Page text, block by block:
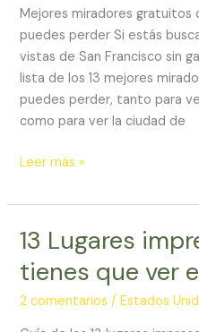
Mejores miradores gratuitos
puedes perder Si estás
vistas de San Francisco sin
lista de los 13 mejores
puedes perder, tanto para
como para ver la ciudad de
que
no
te
puedes
perder
Leer más »
13 Lugares
tienes que ver
2 comentarios /Estados
13
imprescindibles
que